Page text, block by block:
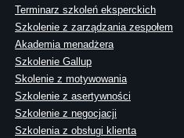
Terminarz szkoleń eksperckich
Szkolenie z zarządzania zespołem
Akademia menadżera
Szkolenie Gallup
Skolenie z motywowania
Szkolenie z asertywności
Szkolenie z negocjacji
Szkolenia z obsługi klienta